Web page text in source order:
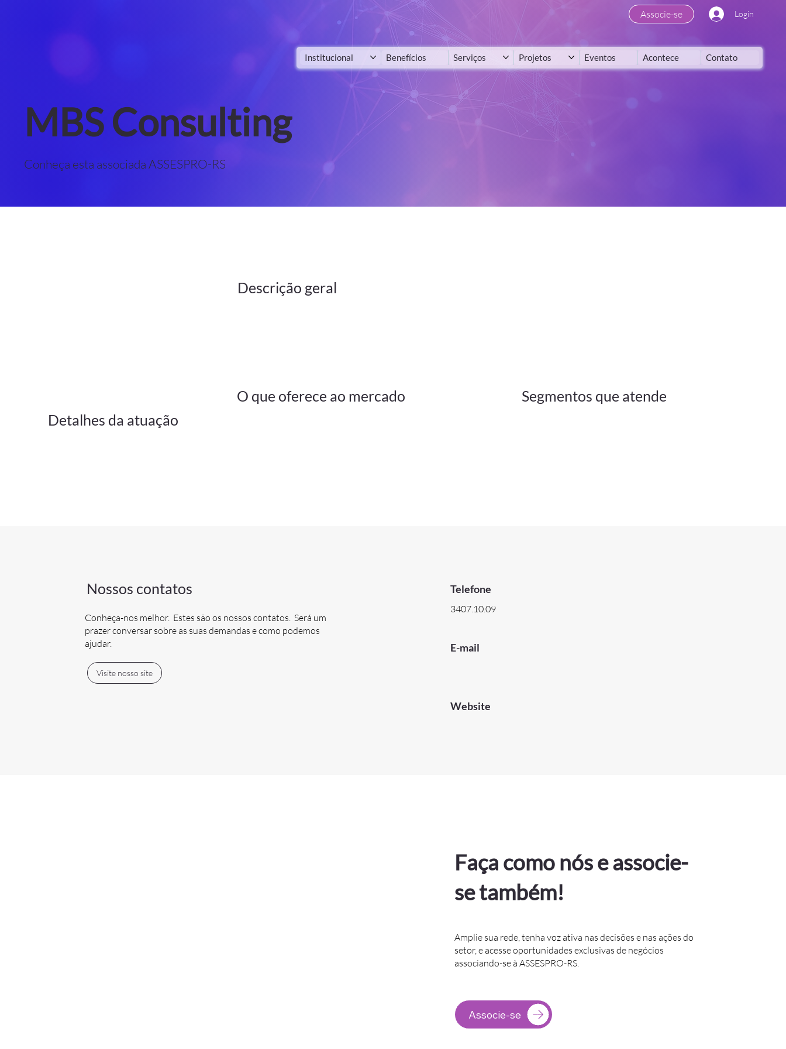
Associe-se Login
Institucional Benefícios Serviços Projetos Eventos Acontece Contato
Descrição geral
Detalhes da atuação
O que oferece ao mercado Segmentos que atende
MBS Consulting
Conheça esta associada ASSESPRO-RS
Nossos contatos
Conheça-nos melhor. Estes são os nossos contatos. Será um
prazer conversar sobre as suas demandas e como podemos
ajudar.
Visite nosso site
Telefone
3407.10.09
E-mail
Website
Faça como nós e associe-
se também!
Amplie sua rede, tenha voz ativa nas decisões e nas ações do
setor, e acesse oportunidades exclusivas de negócios
associando-se à ASSESPRO-RS.
Associe-se